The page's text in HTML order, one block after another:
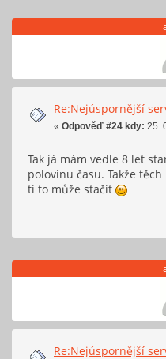
Re:Nejúspornější
« Odpověď #24 kdy: 25.
Tak já mám vedle 8 let
polovinu času. Takže
ti to může stačit
Re:Nejúspornější